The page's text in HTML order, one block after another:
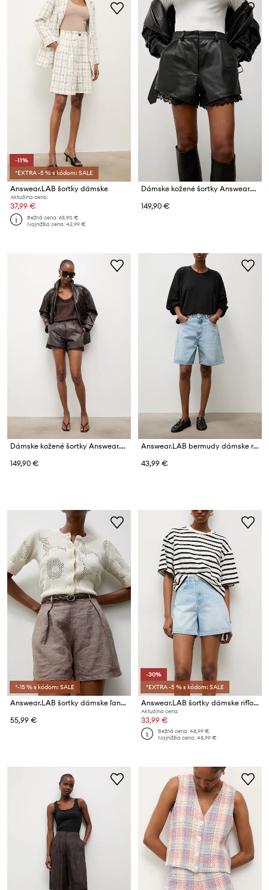
-11%
*EXTRA -5 % s kódom: SALE
Answear.LAB šortky dámske
Aktuálna cena:
37,99 €
Bežná cena:65,90 €
Najnižšia cena:42,99 €
Dámske kožené šortky Answear.LAB EIRA z kolekcie Unscripted
149,90 €
Dámske kožené šortky Answear.LAB EIRA z kolekcie Unscripted
149,90 €
Answear.LAB bermudy dámske rifľové
43,99 €
*-15 % s kódom: SALE
Answear.LAB šortky dámske ľanové
55,99 €
-30%
*EXTRA -5 % s kódom: SALE
Answear.LAB šortky dámske rifľové
Aktuálna cena:
33,99 €
Bežná cena:48,99 €
Najnižšia cena:48,99 €